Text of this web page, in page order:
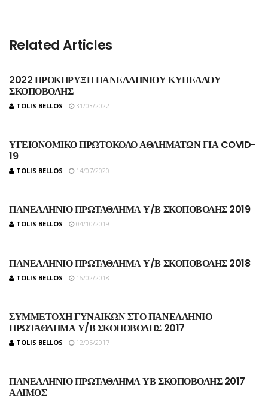
Related Articles
2022 ΠΡΟΚΗΡΥΞΗ ΠΑΝΕΛΛΗΝΙΟΥ ΚΥΠΕΛΛΟΥ
ΣΚΟΠΟΒΟΛΗΣ
TOLIS BELLOS 31/03/2022
ΥΓΕΙΟΝΟΜΙΚΟ ΠΡΩΤΟΚΟΛΟ ΑΘΛΗΜΑΤΩΝ ΓΙΑ COVID-
19
TOLIS BELLOS 14/07/2020
ΠΑΝΕΛΛΗΝΙΟ ΠΡΩΤΑΘΛΗΜΑ Υ/Β ΣΚΟΠΟΒΟΛΗΣ 2019
TOLIS BELLOS 04/10/2019
ΠΑΝΕΛΛΗΝΙΟ ΠΡΩΤΑΘΛΗΜΑ Υ/Β ΣΚΟΠΟΒΟΛΗΣ 2018
TOLIS BELLOS 16/02/2018
ΣΥΜΜΕΤΟΧΗ ΓΥΝΑΙΚΩΝ ΣΤΟ ΠΑΝΕΛΛΗΝΙΟ
ΠΡΩΤΑΘΛΗΜΑ Υ/Β ΣΚΟΠΟΒΟΛΗΣ 2017
TOLIS BELLOS 12/05/2017
ΠΑΝΕΛΛΗΝΙΟ ΠΡΩΤΑΘΛΗMΑ ΥΒ ΣΚΟΠΟΒΟΛΗΣ 2017
ΑΛΙΜΟΣ